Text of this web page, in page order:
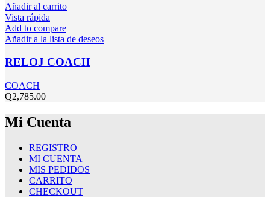
Añadir al carrito
Vista rápida
Add to compare
Añadir a la lista de deseos
RELOJ COACH
COACH
Q2,785.00
Mi Cuenta
REGISTRO
MI CUENTA
MIS PEDIDOS
CARRITO
CHECKOUT